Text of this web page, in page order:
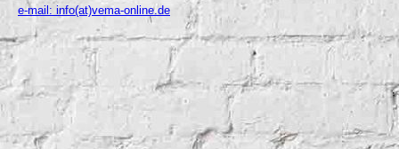
e-mail: info(at)vema-online.de